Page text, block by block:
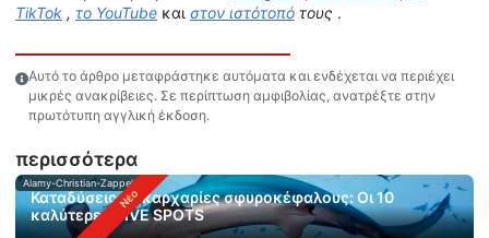
TikTok , το YouTube και στον ιστότοπό τους .
Αυτό το άρθρο μεταφράστηκε αυτόματα και ενδέχεται να περιέχει
μικρές ανακρίβειες. Σε περίπτωση αμφιβολίας, ανατρέξτε στην
πρωτότυπη αγγλική έκδοση.
περισσότερα
Alamy-Christian-Zappel
Καταδύσεις με καρχαρίες σφυροκέφαλους: Οι 10
καλύτερες DIVE SPOTS